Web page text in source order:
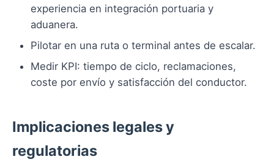
experiencia en integración portuaria y
aduanera.
Pilotar en una ruta o terminal antes de escalar.
Medir KPI: tiempo de ciclo, reclamaciones,
coste por envío y satisfacción del conductor.
Implicaciones legales y
regulatorias